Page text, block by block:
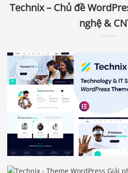
Technix – Chủ đề
nghệ &